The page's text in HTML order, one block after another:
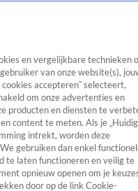
TV Algemeen
Tip
en vergelijkbare technieken
van onze website(s),
accepteren” selecteert,
om onze advertenties en
producten en diensten te
content te meten. Als je
intrekt, worden deze
gebruiken dan enkel
te laten functioneren en veilig te
opnieuw openen om je
door op de link Cookie-